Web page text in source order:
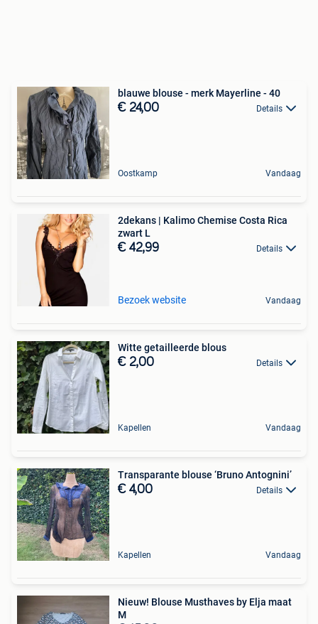
blauwe blouse - merk Mayerline - 40
€ 24,00 Details
Oostkamp Vandaag
2dekans | Kalimo Chemise Costa Rica
zwart L
€ 42,99 Details
Bezoek website Vandaag
Witte getailleerde blous
€ 2,00 Details
Kapellen Vandaag
Transparante blouse ‘Bruno Antognini’
€ 4,00 Details
Kapellen Vandaag
Nieuw! Blouse Musthaves by Elja maat
M